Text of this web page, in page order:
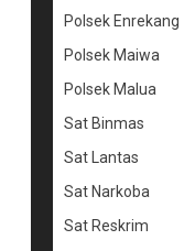
Polsek Enrekang
Polsek Maiwa
Polsek Malua
Sat Binmas
Sat Lantas
Sat Narkoba
Sat Reskrim